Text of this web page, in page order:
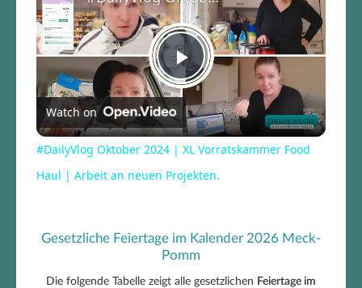
Play
Video
Watch on
#DailyVlog Oktober 2024 | XL Vorratskammer Food
Haul | Arbeit an neuen Projekten.
Gesetzliche Feiertage im Kalender 2026 Meck-
Pomm
Die folgende Tabelle zeigt alle gesetzlichen Feiertage im